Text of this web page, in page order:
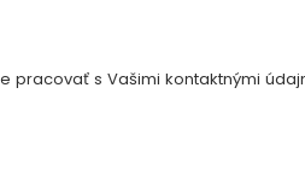
pracovať s Vašimi kontaktnými